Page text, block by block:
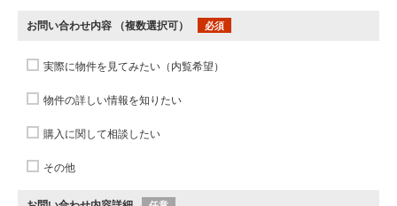
お問い合わせ内容 （複数選択可） 必須
実際に物件を見てみたい（内覧希望）
物件の詳しい情報を知りたい
購入に関して相談したい
その他